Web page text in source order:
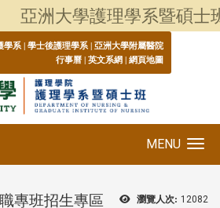
亞洲大學護理學系暨碩士
學系 | 學士後護理學系 | 亞洲大學附屬醫院
行事曆 | 英文系網 | 網頁地圖
MENU
瀏覽人次: 12082
專班招生專區